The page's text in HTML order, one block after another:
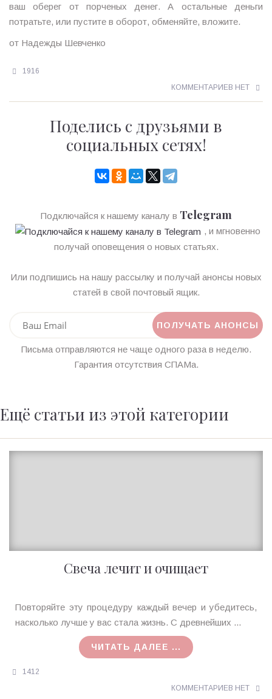
ваш оберег от порченых денег. А остальные деньги
потратьте, или пустите в оборот, обменяйте, вложите.
от Надежды Шевченко
1916
КОММЕНТАРИЕВ НЕТ
Поделись с друзьями в
социальных сетях!
Подключайся к нашему каналу в Telegram
, и мгновенно
получай оповещения о новых статьях.
Или подпишись на нашу рассылку и получай анонсы новых
статей в свой почтовый ящик.
Письма отправляются не чаще одного раза в неделю.
Гарантия отсутствия СПАМа.
Ещё статьи из этой категории
Свеча лечит и очищает
Ирина
MagicTantra
Повторяйте эту процедуру каждый вечер и убедитесь,
насколько лучше у вас стала жизнь. С древнейших ...
ЧИТАТЬ ДАЛЕЕ ...
1412
КОММЕНТАРИЕВ НЕТ